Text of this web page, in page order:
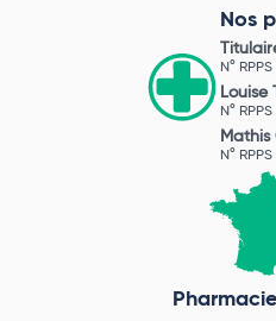
Nos
N°
Louise
N°
Mathis
N°